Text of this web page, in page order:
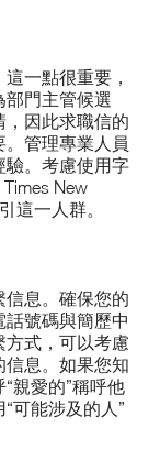
一點很重要，
部門主管候選
，因此求職信的
管理專業人員
驗。考慮使用字
New
這一人群。
息。確保您的
號碼與簡歷中
方式，可以考慮
信息。如果您知
親愛的”稱呼他
可能涉及的人”